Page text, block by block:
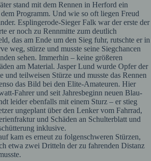
stand mit dem Rennen in Herford ein
Programm. Und wie so oft liegen Freud
Esplingerode-Sieger Falk war der erste der
er noch zu Rennmitte zum deutlich
das am Ende um den Sieg fuhr, rutschte er in
weg, stürze und musste seine Siegchancen
sehen. Immerhin – keine größeren
am Material. Jasper Lund wurde Opfer der
und teilweisen Stürze und musste das Rennen
das Bild bei den Elite-Amateuren. Hier
Fahrer und seit Jahresbeginn neuen Blau-
leider ebenfalls mit einem Sturz – er stieg
ungeplant über den Lenker vom Fahrrad,
und Schäden an Schulterblatt und
inklusive.
kam es erneut zu folgenschweren Stürzen,
etwa zwei Dritteln der zu fahrenden Distanz